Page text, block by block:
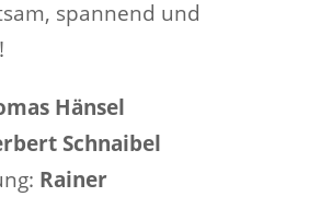
spannend und
Hänsel
Schnaibel
Rainer